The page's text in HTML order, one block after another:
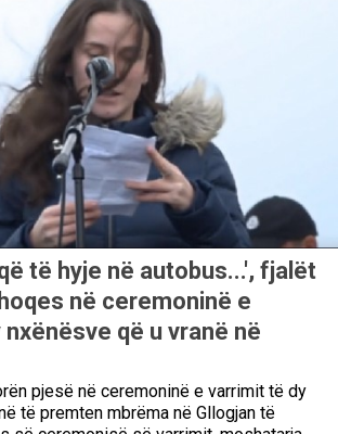
të hyje në autobus...', fjalët
në ceremoninë e
që u vranë në
pjesë në ceremoninë e varrimit të dy
të premten mbrëma në Gllogjan të